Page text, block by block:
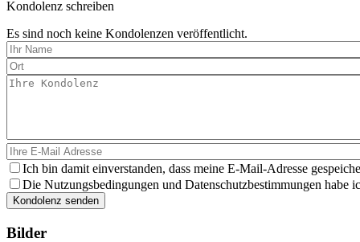
Kondolenz schreiben
Es sind noch keine Kondolenzen veröffentlicht.
Ich bin damit einverstanden, dass meine E-Mail-Adresse
Die Nutzungsbedingungen und Datenschutzbestimmungen habe
Bilder